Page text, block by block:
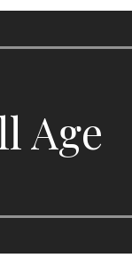
Age